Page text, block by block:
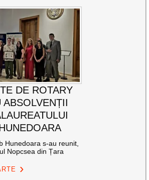
DE ROTARY
ABSOLVENȚII
Hunedoara s-au reunit,
Nopcsea din Țara